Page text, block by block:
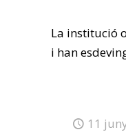
La institució
i han
11